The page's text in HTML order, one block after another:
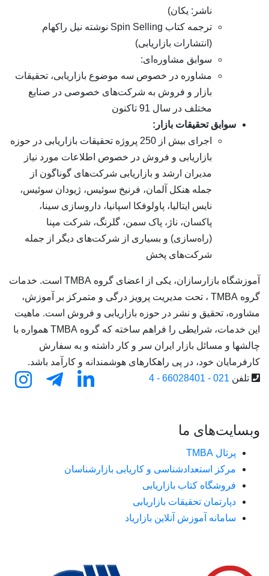
ناشر: یکان)
ترجمه کتاب Spin Selling نوشته نیل راکهام
(انتشارات بازاریابی)
سوابق مشاوره‌ای:
مشاوره در خصوص سه موضوع بازاریابی، تحقیقات
بازار و فروش به شرکت‌های خصوصی در صنایع
مختلف در سال 91 تاکنون
سوابق تحقیقات بازار:
اجرای بیش از 250 پروژه تحقیقات بازاریابی در حوزه
بازاریابی و فروش در خصوص اطلاعات مورد نیاز
مدیران ارشد و بازاریابی شرکت‌های گوناگون از
جمله هنکل آلمان، فرنیخ سوئیس، ژیودان سوئیس،
نایس ایتالیا، پاولوفکا اسپانیا، داروسازی سینا،
پاکسان، ناژ، پاک سمن، گلرنگ، شرکت مپنا
(راه‌سازی) و بسیاری از شرکت‌های دیگر از جمله
شرکت‌های پخش
آموزشگاه بازارسازان، یکی از اعضای گروه TMBA است. خدمات
گروه TMBA ، تحت مدیریت پرویز درگی و متمرکز بر آموزش،
مشاوره، تحقیق و نشر در حوزه بازاریابی و فروش است. ماهیت
این خدمات، شرایطی را فراهم ساخته که گروه TMBA همواره با
چالشها و مسائل بازار ایران سر و کار داشته و به سفارش
کارفرمایان خود، در پی راهکارهای هوشمندانه و کارآمد باشد.
تلفن 021 - 66028401 - 4
وبسایت‌های ما
پرتال TMBA
مرکز استعدادشناسی و کاریابی بازارشناسان
فروشگاه کتاب بازاریابی
دپارتمان تحقیقات بازاریابی
سامانه آموزش آنلاین بازاریاد